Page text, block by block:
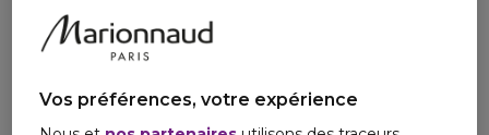
Vos préférences, votre expérience